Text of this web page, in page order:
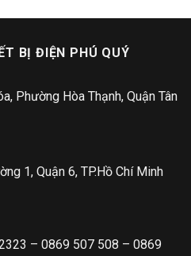
BỊ ĐIỆN PHÚ QUÝ
Phường Hòa Thạnh, Quận Tân
1, Quận 6, TP.Hồ Chí Minh
– 0869 507 508 – 0869